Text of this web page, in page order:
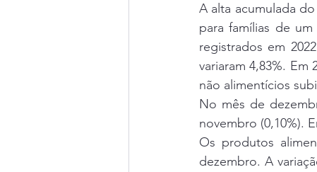
A alta acumulada
para famílias de
registrados em
variaram 4,83%.
não alimentícios
No mês de
novembro (0,10%).
Os produtos
dezembro. A